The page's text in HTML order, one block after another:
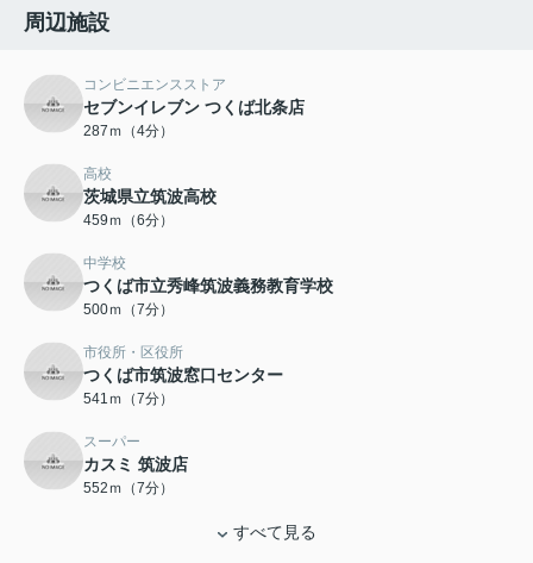
周辺施設
コンビニエンスストア
セブンイレブン つくば北条店
287ｍ（4分）
高校
茨城県立筑波高校
459ｍ（6分）
中学校
つくば市立秀峰筑波義務教育学校
500ｍ（7分）
市役所・区役所
つくば市筑波窓口センター
541ｍ（7分）
スーパー
カスミ 筑波店
552ｍ（7分）
すべて見る